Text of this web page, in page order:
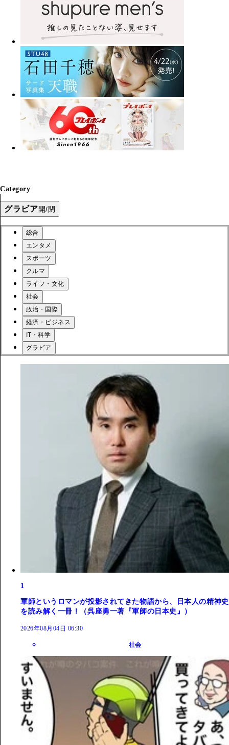
Category
グラビア開/閉
総合
エンタメ
スポーツ
クルマ
ライフ・文化
社会
政治・国際
経済・ビジネス
IT・科学
グラビア
1
軍師というロマンが投影されてきた物語から、日本人の精神史
を読み解く一冊！（呉座勇一著『軍師の日本史』）
2026年08月04日 06:30
社会